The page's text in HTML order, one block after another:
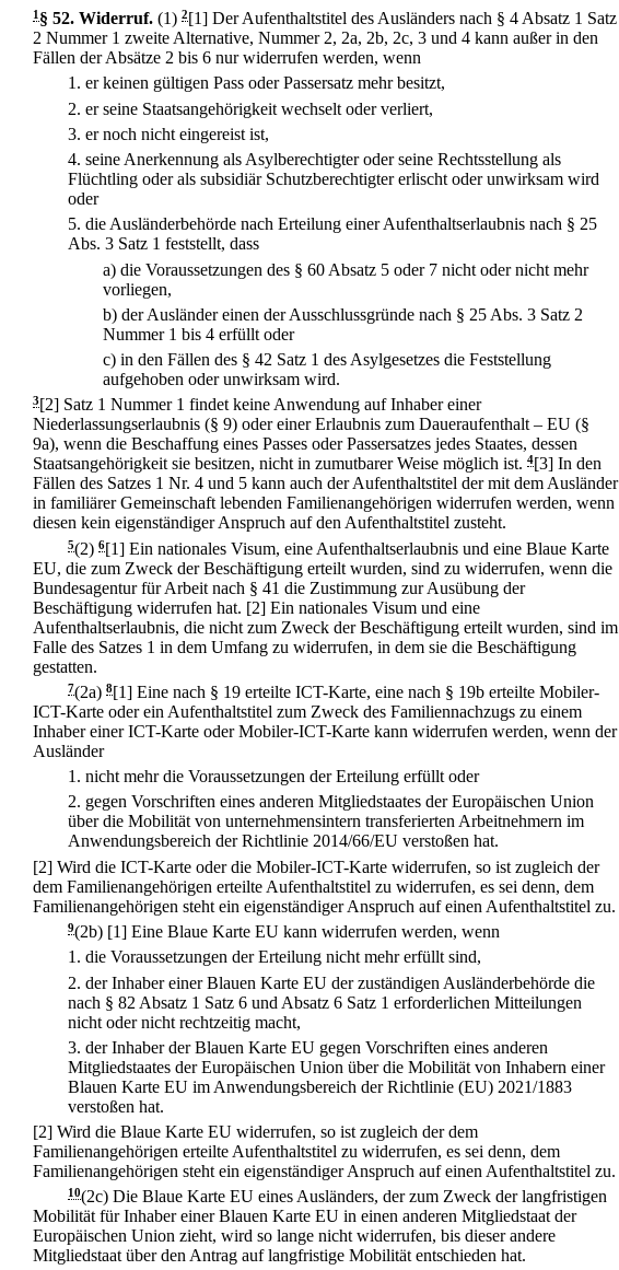
1 § 52. Widerruf. (1) 2[1] Der Aufenthaltstitel des Ausländers nach § 4 Absatz 1 Satz
2 Nummer 1 zweite Alternative, Nummer 2, 2a, 2b, 2c, 3 und 4 kann außer in den
Fällen der Absätze 2 bis 6 nur widerrufen werden, wenn
1. er keinen gültigen Pass oder Passersatz mehr besitzt,
2. er seine Staatsangehörigkeit wechselt oder verliert,
3. er noch nicht eingereist ist,
4. seine Anerkennung als Asylberechtigter oder seine Rechtsstellung als
Flüchtling oder als subsidiär Schutzberechtigter erlischt oder unwirksam wird
oder
5. die Ausländerbehörde nach Erteilung einer Aufenthaltserlaubnis nach § 25
Abs. 3 Satz 1 feststellt, dass
a) die Voraussetzungen des § 60 Absatz 5 oder 7 nicht oder nicht mehr
vorliegen,
b) der Ausländer einen der Ausschlussgründe nach § 25 Abs. 3 Satz 2
Nummer 1 bis 4 erfüllt oder
c) in den Fällen des § 42 Satz 1 des Asylgesetzes die Feststellung
aufgehoben oder unwirksam wird.
3[2] Satz 1 Nummer 1 findet keine Anwendung auf Inhaber einer
Niederlassungserlaubnis (§ 9) oder einer Erlaubnis zum Daueraufenthalt – EU (§
9a), wenn die Beschaffung eines Passes oder Passersatzes jedes Staates, dessen
Staatsangehörigkeit sie besitzen, nicht in zumutbarer Weise möglich ist. 4[3] In den
Fällen des Satzes 1 Nr. 4 und 5 kann auch der Aufenthaltstitel der mit dem Ausländer
in familiärer Gemeinschaft lebenden Familienangehörigen widerrufen werden, wenn
diesen kein eigenständiger Anspruch auf den Aufenthaltstitel zusteht.
5(2) 6[1] Ein nationales Visum, eine Aufenthaltserlaubnis und eine Blaue Karte
EU, die zum Zweck der Beschäftigung erteilt wurden, sind zu widerrufen, wenn die
Bundesagentur für Arbeit nach § 41 die Zustimmung zur Ausübung der
Beschäftigung widerrufen hat. [2] Ein nationales Visum und eine
Aufenthaltserlaubnis, die nicht zum Zweck der Beschäftigung erteilt wurden, sind im
Falle des Satzes 1 in dem Umfang zu widerrufen, in dem sie die Beschäftigung
gestatten.
7(2a) 8[1] Eine nach § 19 erteilte ICT-Karte, eine nach § 19b erteilte Mobiler-
ICT-Karte oder ein Aufenthaltstitel zum Zweck des Familiennachzugs zu einem
Inhaber einer ICT-Karte oder Mobiler-ICT-Karte kann widerrufen werden, wenn der
Ausländer
1. nicht mehr die Voraussetzungen der Erteilung erfüllt oder
2. gegen Vorschriften eines anderen Mitgliedstaates der Europäischen Union
über die Mobilität von unternehmensintern transferierten Arbeitnehmern im
Anwendungsbereich der Richtlinie 2014/66/EU verstoßen hat.
[2] Wird die ICT-Karte oder die Mobiler-ICT-Karte widerrufen, so ist zugleich der
dem Familienangehörigen erteilte Aufenthaltstitel zu widerrufen, es sei denn, dem
Familienangehörigen steht ein eigenständiger Anspruch auf einen Aufenthaltstitel zu.
9(2b) [1] Eine Blaue Karte EU kann widerrufen werden, wenn
1. die Voraussetzungen der Erteilung nicht mehr erfüllt sind,
2. der Inhaber einer Blauen Karte EU der zuständigen Ausländerbehörde die
nach § 82 Absatz 1 Satz 6 und Absatz 6 Satz 1 erforderlichen Mitteilungen
nicht oder nicht rechtzeitig macht,
3. der Inhaber der Blauen Karte EU gegen Vorschriften eines anderen
Mitgliedstaates der Europäischen Union über die Mobilität von Inhabern einer
Blauen Karte EU im Anwendungsbereich der Richtlinie (EU) 2021/1883
verstoßen hat.
[2] Wird die Blaue Karte EU widerrufen, so ist zugleich der dem
Familienangehörigen erteilte Aufenthaltstitel zu widerrufen, es sei denn, dem
Familienangehörigen steht ein eigenständiger Anspruch auf einen Aufenthaltstitel zu.
10(2c) Die Blaue Karte EU eines Ausländers, der zum Zweck der langfristigen
Mobilität für Inhaber einer Blauen Karte EU in einen anderen Mitgliedstaat der
Europäischen Union zieht, wird so lange nicht widerrufen, bis dieser andere
Mitgliedstaat über den Antrag auf langfristige Mobilität entschieden hat.